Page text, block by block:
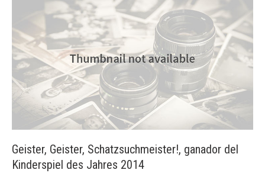
Geister, Geister, Schatzsuchmeister!, ganador del
Kinderspiel des Jahres 2014